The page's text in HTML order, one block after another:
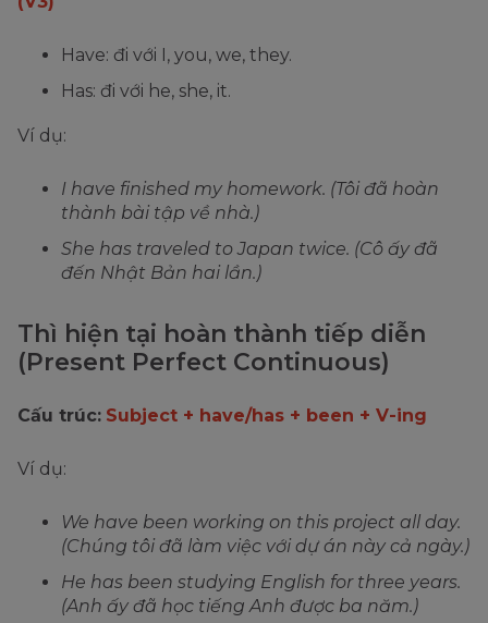
Have: đi với I, you, we, they.
Has: đi với he, she, it.
Ví dụ:
I have finished my homework. (Tôi đã hoàn
thành bài tập về nhà.)
She has traveled to Japan twice. (Cô ấy đã
đến Nhật Bản hai lần.)
Thì hiện tại hoàn thành tiếp diễn
(Present Perfect Continuous)
Cấu trúc: Subject + have/has + been + V-ing
Ví dụ:
We have been working on this project all day.
(Chúng tôi đã làm việc với dự án này cả ngày.)
He has been studying English for three years.
(Anh ấy đã học tiếng Anh được ba năm.)